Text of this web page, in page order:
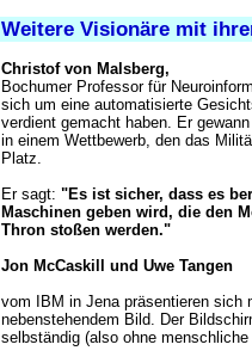
Weitere Visionäre mit
Christof von Malsberg,
Bochumer Professor für
sich um eine automatisierte
verdient gemacht haben. Er
in einem Wettbewerb, den das
Platz.
Er sagt: "Es ist sicher, dass es
Maschinen geben wird, die den
Thron stoßen werden."
Jon McCaskill und Uwe Tangen
vom IBM in Jena präsentieren sich
nebenstehendem Bild. Der
selbständig (also ohne